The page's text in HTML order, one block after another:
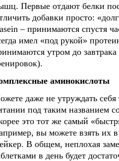
Первые отдают белки
добавки просто:
– принимаются спустя
имел «под рукой»
утром до
аминокислоты
даже не утруждать
под таким названием
это тот же самый
вы можете взять их в
В общем, неплохая
в день будет